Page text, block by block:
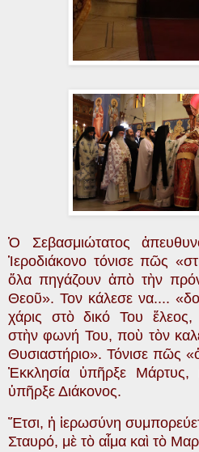
Ὁ Σεβασμιώτατος
Ἱεροδιάκονο τόνισε πῶς
ὅλα πηγάζουν ἀπὸ τὴν
Θεοῦ». Τον κάλεσε να....
χάρις στὸ δικό Του ἔλεος,
στὴν φωνή Του, ποὺ τὸν
Θυσιαστήριο». Τόνισε πῶς
Ἐκκλησία ὑπῆρξε
ὑπῆρξε Διάκονος.
Ἔτσι, ἡ ἱερωσύνη
Σταυρό, μὲ τὸ αἷμα καὶ τὸ